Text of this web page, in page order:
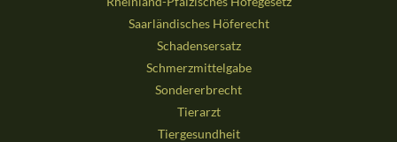
Saarländisches Höferecht
Schadensersatz
Schmerzmittelgabe
Sondererbrecht
Tierarzt
Tiergesundheit